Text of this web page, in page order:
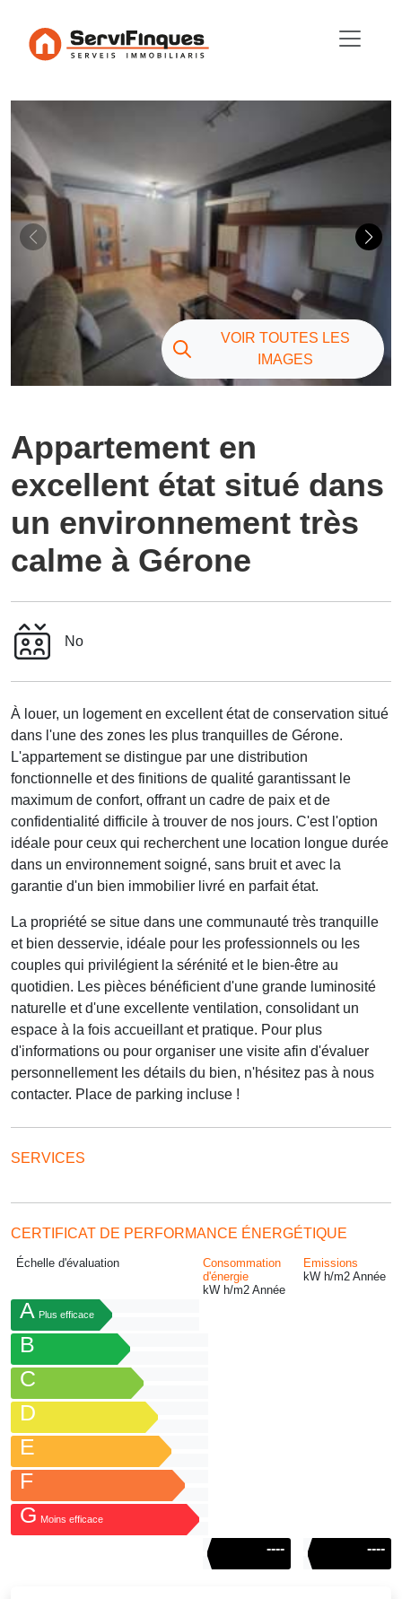
VOIR TOUTES LES
IMAGES
Appartement en
excellent état situé dans
un environnement très
calme à Gérone
No
À louer, un logement en excellent état de conservation situé
dans l'une des zones les plus tranquilles de Gérone.
L'appartement se distingue par une distribution
fonctionnelle et des finitions de qualité garantissant le
maximum de confort, offrant un cadre de paix et de
confidentialité difficile à trouver de nos jours. C'est l'option
idéale pour ceux qui recherchent une location longue durée
dans un environnement soigné, sans bruit et avec la
garantie d'un bien immobilier livré en parfait état.
La propriété se situe dans une communauté très tranquille
et bien desservie, idéale pour les professionnels ou les
couples qui privilégient la sérénité et le bien-être au
quotidien. Les pièces bénéficient d'une grande luminosité
naturelle et d'une excellente ventilation, consolidant un
espace à la fois accueillant et pratique. Pour plus
d'informations ou pour organiser une visite afin d'évaluer
personnellement les détails du bien, n'hésitez pas à nous
contacter. Place de parking incluse !
SERVICES
CERTIFICAT DE PERFORMANCE ÉNERGÉTIQUE
Échelle d'évaluation
A Plus efficace
B
C
D
E
F
G Moins efficace
Consommation
d'énergie
kW h/m2 Année
----
Emissions
kW h/m2 Année
----